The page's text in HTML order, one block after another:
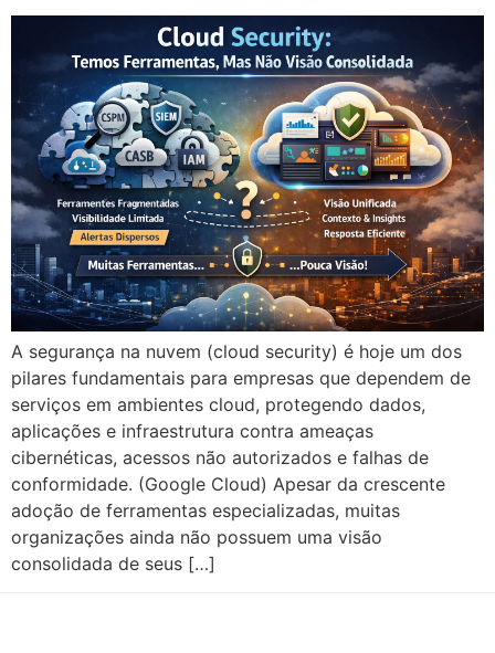
A segurança na nuvem (cloud security) é hoje um dos
pilares fundamentais para empresas que dependem de
serviços em ambientes cloud, protegendo dados,
aplicações e infraestrutura contra ameaças
cibernéticas, acessos não autorizados e falhas de
conformidade. (Google Cloud) Apesar da crescente
adoção de ferramentas especializadas, muitas
organizações ainda não possuem uma visão
consolidada de seus […]